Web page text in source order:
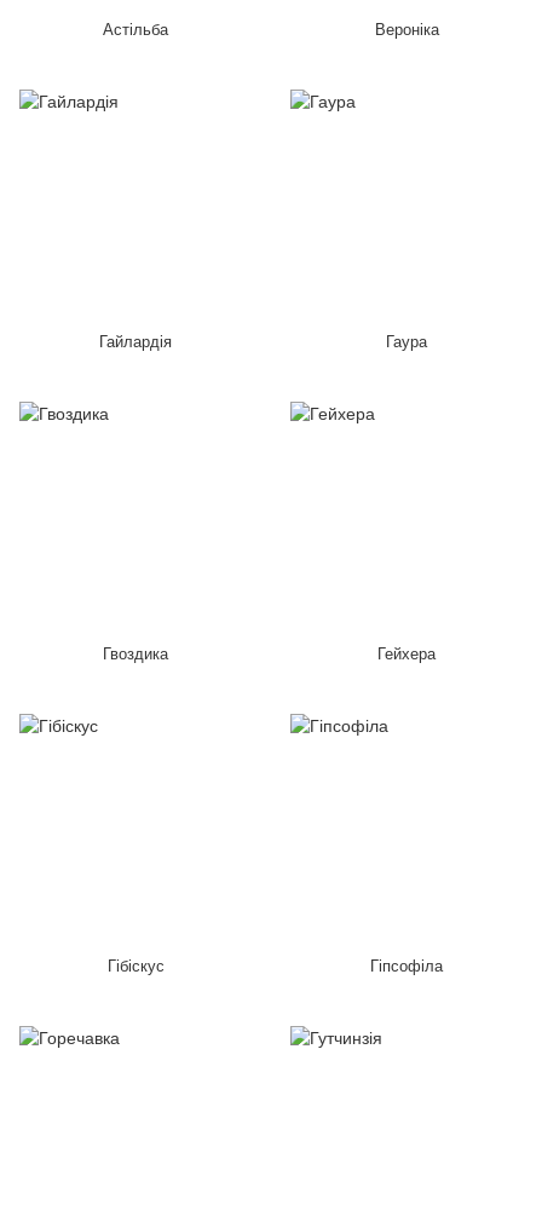
Астільба Вероніка
Гайлардія Гаура
Гвоздика Гейхера
Гібіскус Гіпсофіла